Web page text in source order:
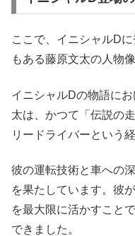
ここで、イニシャルD
もある藤原文太の人物
イニシャルDの物語に
太は、かつて「伝説の
リードライバーという
彼の運転技術と車への
を果たしています。彼
を最大限に活かすこと
できました。